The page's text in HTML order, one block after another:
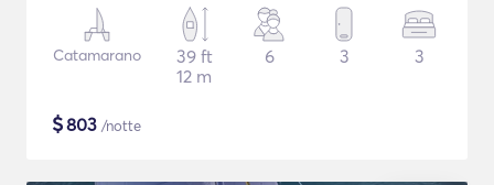
Catamarano
39 ft
12 m
6 3 3
$803 /notte